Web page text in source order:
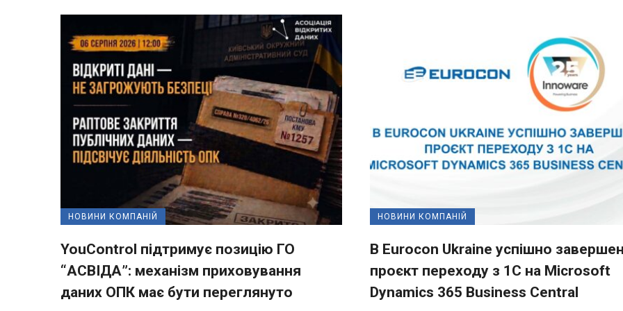
НОВИНИ КОМПАНІЙ
YouControl підтримує позицію ГО
“АСВІДА”: механізм приховування
даних ОПК має бути переглянуто
НОВИНИ КОМПАНІЙ
В Eurocon Ukraine успішно
проєкт переходу з 1С на Microsoft
Dynamics 365 Business Central